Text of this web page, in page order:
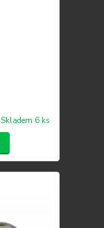
Skladem 6 ks